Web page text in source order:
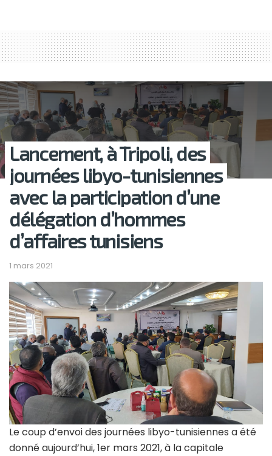
Lancement, à Tripoli, des
journées libyo-tunisiennes
avec la participation d’une
délégation d’hommes
d’affaires tunisiens
1 mars 2021
Le coup d’envoi des journées libyo-tunisiennes a été
donné aujourd’hui, 1er mars 2021, à la capitale